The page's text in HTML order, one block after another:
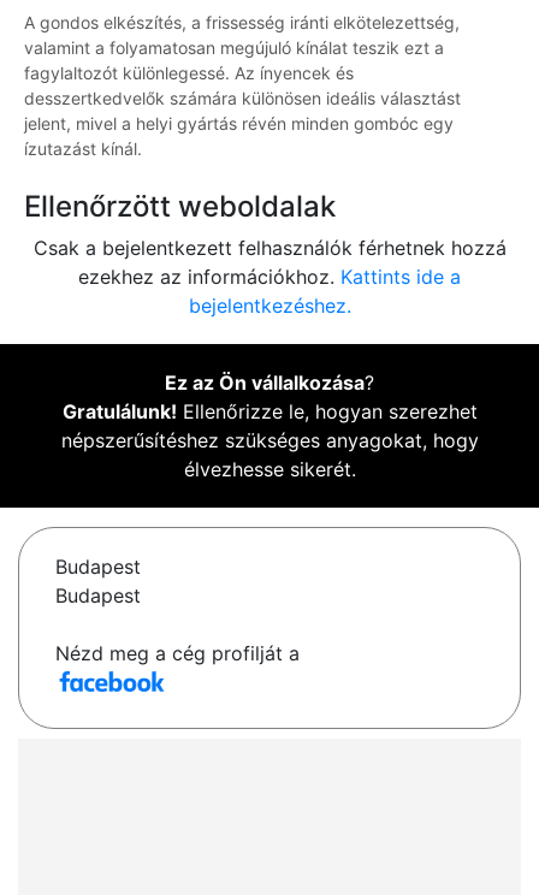
A gondos elkészítés, a frissesség iránti elkötelezettség,
valamint a folyamatosan megújuló kínálat teszik ezt a
fagylaltozót különlegessé. Az ínyencek és
desszertkedvelők számára különösen ideális választást
jelent, mivel a helyi gyártás révén minden gombóc egy
ízutazást kínál.
Ellenőrzött weboldalak
Csak a bejelentkezett felhasználók férhetnek hozzá
ezekhez az információkhoz. Kattints ide a
bejelentkezéshez.
Ez az Ön vállalkozása?
Gratulálunk! Ellenőrizze le, hogyan szerezhet
népszerűsítéshez szükséges anyagokat, hogy
élvezhesse sikerét.
Budapest
Budapest
Nézd meg a cég profilját a